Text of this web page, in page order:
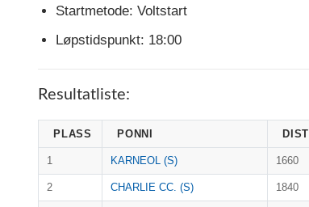
Startmetode: Voltstart
Løpstidspunkt: 18:00
Resultatliste:
PLASS PONNI DIST
1 KARNEOL (S) 1660
2 CHARLIE CC. (S) 1840